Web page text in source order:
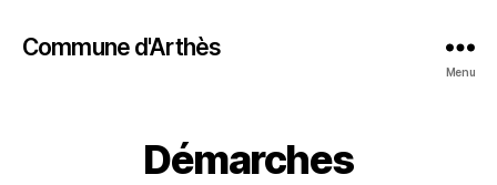
Commune d'Arthès
Menu
Démarches